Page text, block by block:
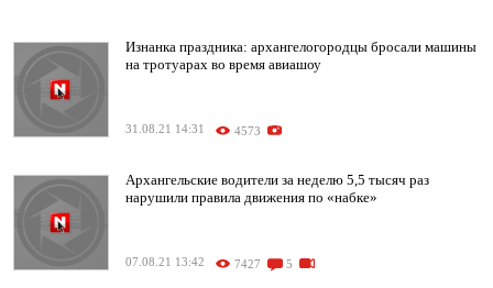
Изнанка праздника: архангелогородцы бросали машины
на тротуарах во время авиашоу
31.08.21 14:31 4573
Архангельские водители за неделю 5,5 тысяч раз
нарушили правила движения по «набке»
07.08.21 13:42 7427 5